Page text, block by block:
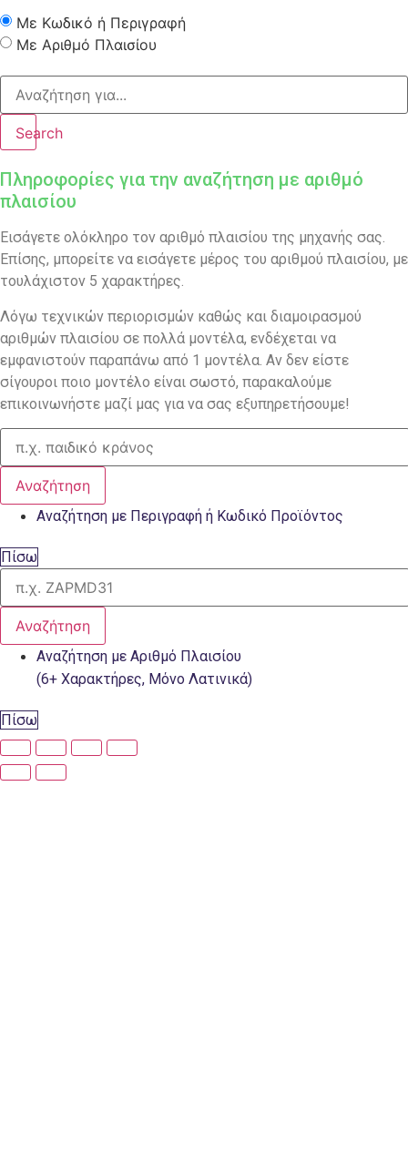
Με Κωδικό ή Περιγραφή
Με Αριθμό Πλαισίου
Search
Πληροφορίες για την αναζήτηση με αριθμό
πλαισίου
Εισάγετε ολόκληρο τον αριθμό πλαισίου της μηχανής σας.
Επίσης, μπορείτε να εισάγετε μέρος του αριθμού πλαισίου, με
τουλάχιστον 5 χαρακτήρες.
Λόγω τεχνικών περιορισμών καθώς και διαμοιρασμού
αριθμών πλαισίου σε πολλά μοντέλα, ενδέχεται να
εμφανιστούν παραπάνω από 1 μοντέλα. Αν δεν είστε
σίγουροι ποιο μοντέλο είναι σωστό, παρακαλούμε
επικοινωνήστε μαζί μας για να σας εξυπηρετήσουμε!
Αναζήτηση
Αναζήτηση με Περιγραφή ή Κωδικό Προϊόντος
Πίσω
Αναζήτηση
Αναζήτηση με Αριθμό Πλαισίου
(6+ Χαρακτήρες, Μόνο Λατινικά)
Πίσω